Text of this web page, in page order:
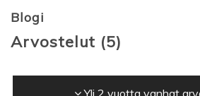
Blogi
Arvostelut (5)
Yli 2 vuotta vanhat